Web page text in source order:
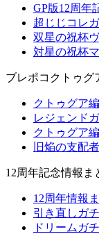
GP版12周年
超じじコレ
双星の祝杯
対星の祝杯
ブレポコクトゥグ
クトゥグア
レジェンド
クトゥグア
旧焔の支配
12周年記念情報ま
12周年情報
引き直しガ
ドリームガ